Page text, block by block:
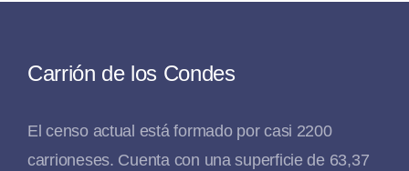
Carrión de los Condes
El censo actual está formado por casi 2200
carrioneses. Cuenta con una superficie de 63,37